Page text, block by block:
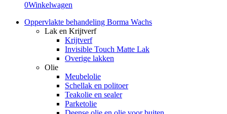
0Winkelwagen
Oppervlakte behandeling Borma Wachs
Lak en Krijtverf
Krijtverf
Invisible Touch Matte Lak
Overige lakken
Olie
Meubelolie
Schellak en politoer
Teakolie en sealer
Parketolie